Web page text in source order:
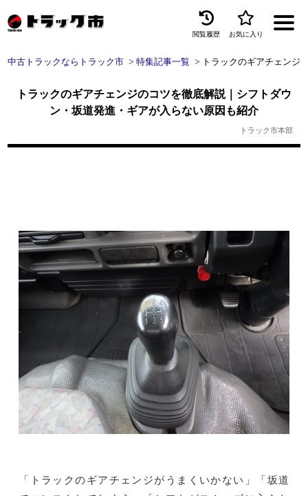
トラック買取
閲覧履歴
保存した検索条件
トラック市FC会員専用ページはこちら
ログイン
閲覧履歴 お気に入り
中古トラックならトラック市 特集記事一覧 トラックのギアチェンジ
トラックのギアチェンジのコツを徹底解説｜シフトダウ
ン・坂道発進・ギアが入らない原因も紹介
トラック市本部
「トラックのギアチェンジがうまくいかない」「坂道